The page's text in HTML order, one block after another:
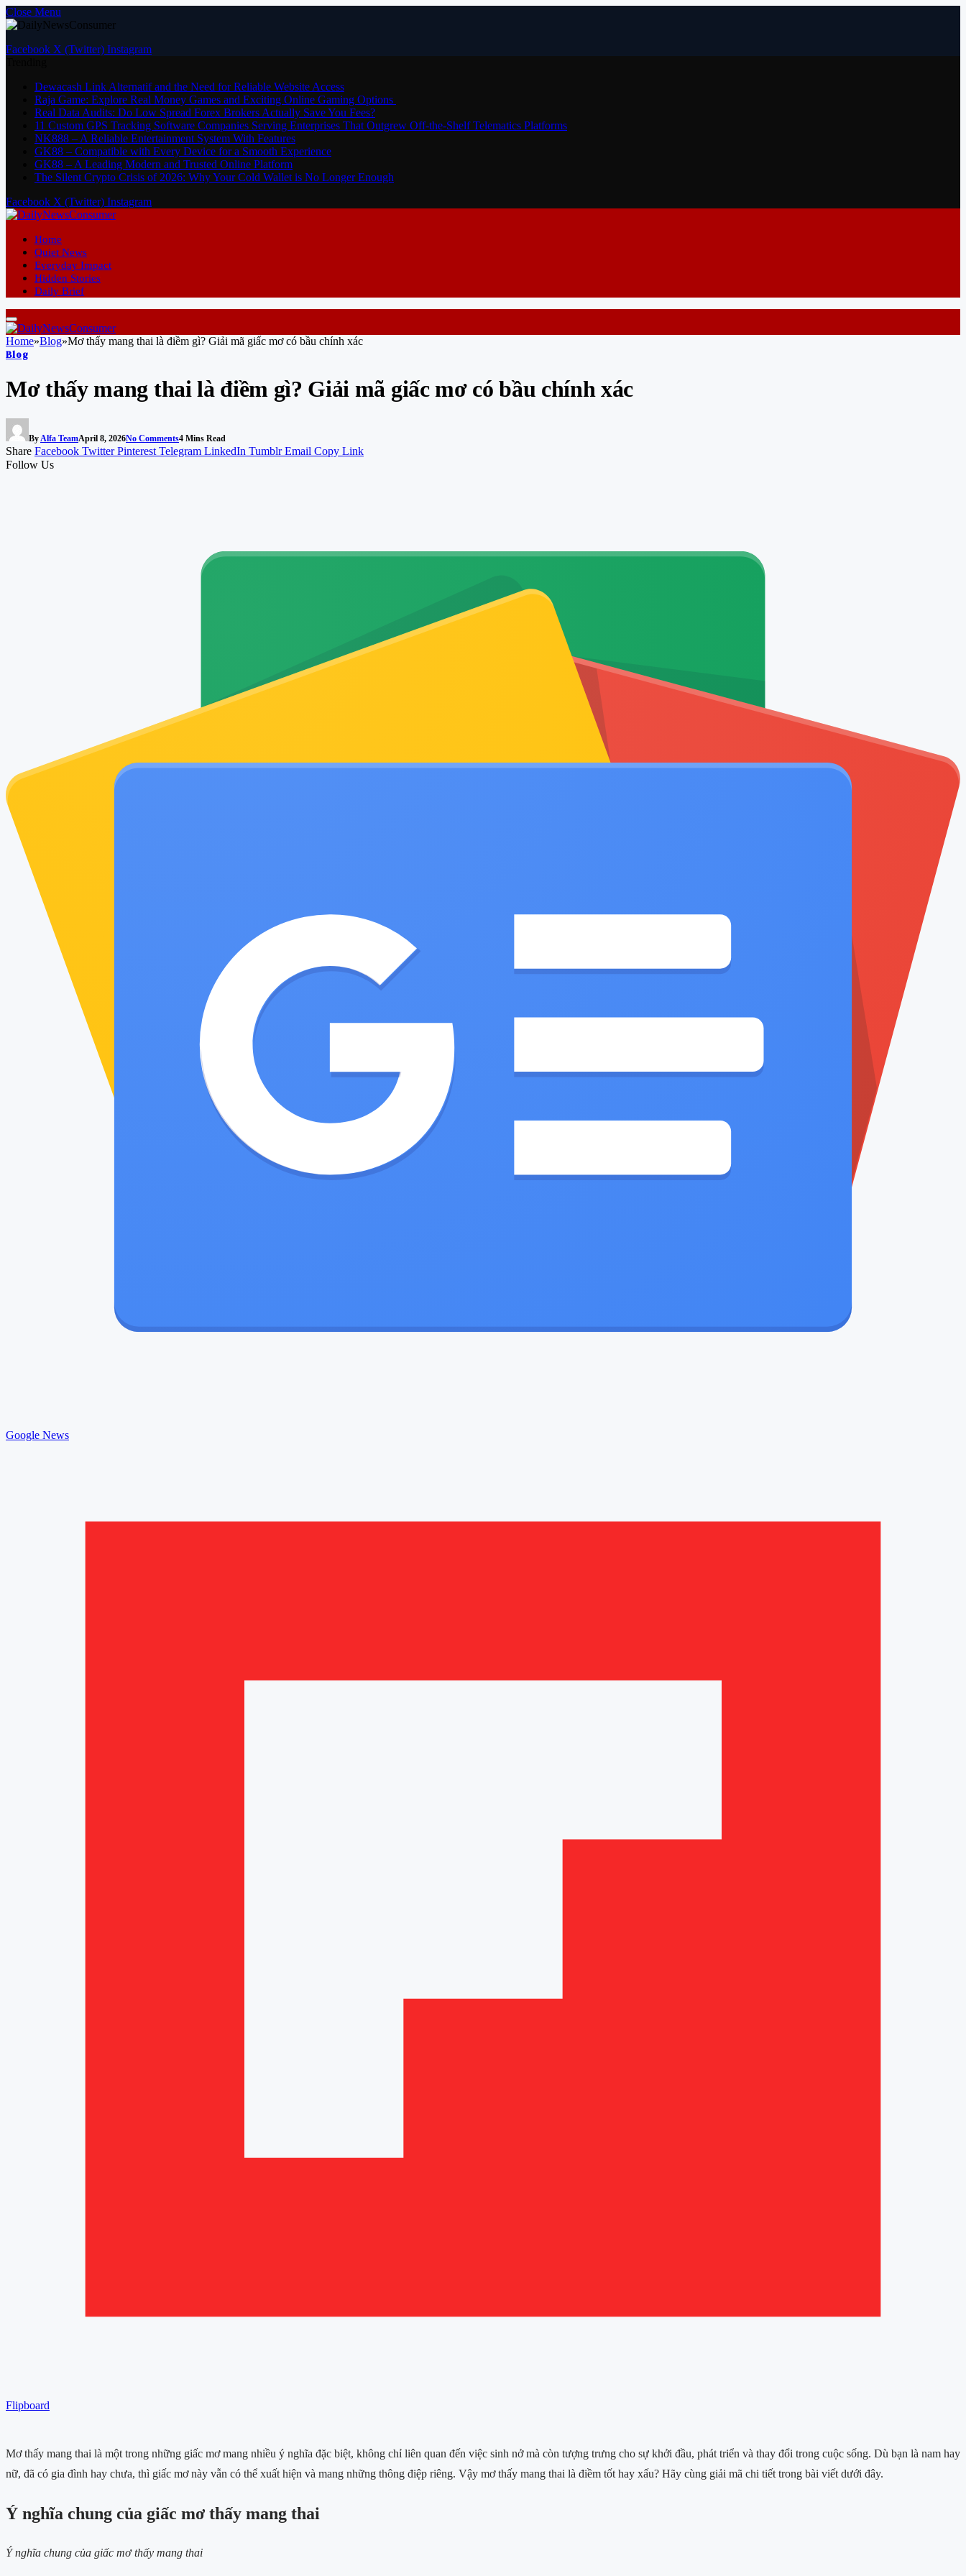
Close Menu
Facebook X (Twitter) Instagram
Dewacash Link Alternatif and the Need for Reliable Website Access
Raja Game: Explore Real Money Games and Exciting Online Gaming Options
Real Data Audits: Do Low Spread Forex Brokers Actually Save You Fees?
11 Custom GPS Tracking Software Companies Serving Enterprises That Outgrew Off-the-Shelf Telematics Platforms
NK888 – A Reliable Entertainment System With Features
GK88 – Compatible with Every Device for a Smooth Experience
GK88 – A Leading Modern and Trusted Online Platform
The Silent Crypto Crisis of 2026: Why Your Cold Wallet is No Longer Enough
Facebook X (Twitter) Instagram
Home
Quiet News
Everyday Impact
Hidden Stories
Daily Brief
Home»Blog»Mơ thấy mang thai là điềm gì? Giải mã giấc mơ có bầu chính xác
Blog
Mơ thấy mang thai là điềm gì? Giải mã giấc mơ có bầu chính xác
ByAlfa TeamApril 8, 2026No Comments4 Mins Read
Share Facebook Twitter Pinterest Telegram LinkedIn Tumblr Email Copy Link
Follow Us
Google News
Flipboard
Mơ thấy mang thai là một trong những giấc mơ mang nhiều ý nghĩa đặc biệt, không chỉ liên quan đến việc sinh nở mà còn tượng trưng cho sự khởi đầu, phát triển và thay đổi trong cuộc sống. Dù bạn là nam hay
nữ, đã có gia đình hay chưa, thì giấc mơ này vẫn có thể xuất hiện và mang những thông điệp riêng. Vậy mơ thấy mang thai là điềm tốt hay xấu? Hãy cùng giải mã chi tiết trong bài viết dưới đây.
Ý nghĩa chung của giấc mơ thấy mang thai
Ý nghĩa chung của giấc mơ thấy mang thai